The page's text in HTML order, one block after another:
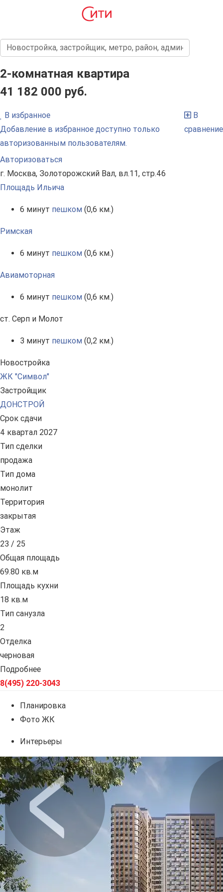
2-комнатная квартира
41 182 000 руб.
В избранное
Добавление в избранное доступно только
авторизованным пользователям.
Авторизоваться
В
сравнение
г. Москва, Золоторожский Вал, вл.11, стр.46
Площадь Ильича
6 минут пешком (0,6 км.)
Римская
6 минут пешком (0,6 км.)
Авиамоторная
6 минут пешком (0,6 км.)
ст. Серп и Молот
3 минут пешком (0,2 км.)
Новостройка
ЖК "Символ"
Застройщик
ДОНСТРОЙ
Срок сдачи
4 квартал 2027
Тип сделки
продажа
Тип дома
монолит
Территория
закрытая
Этаж
23 / 25
Общая площадь
69.80 кв.м
Площадь кухни
18 кв.м
Тип санузла
2
Отделка
черновая
Подробнее
8(495) 220-3043
Планировка
Фото ЖК
Интерьеры
Предыдущее